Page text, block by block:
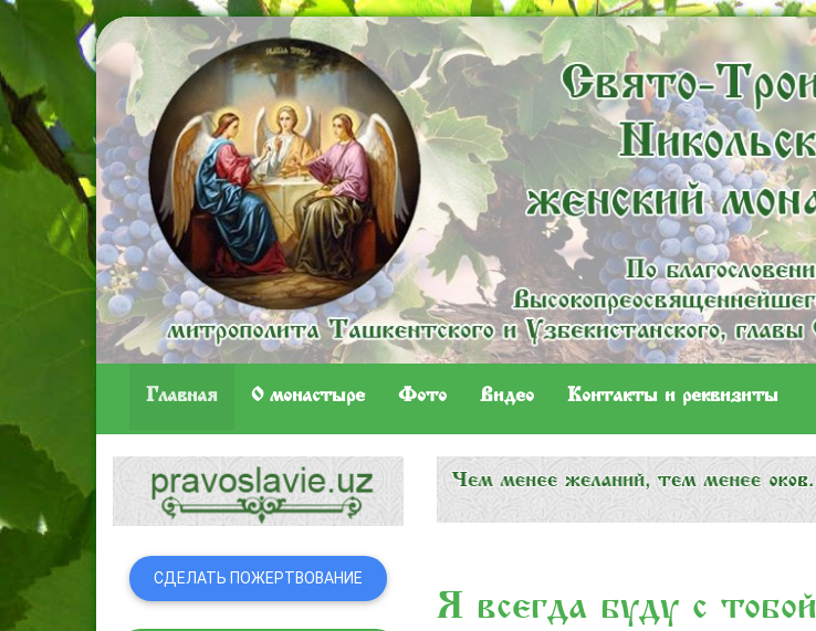
Главная O монастыре Фото Видео Контакты и реквизиты
СДЕЛАТЬ ПОЖЕРТВОВАНИЕ
«Я всегда буду с тобой»